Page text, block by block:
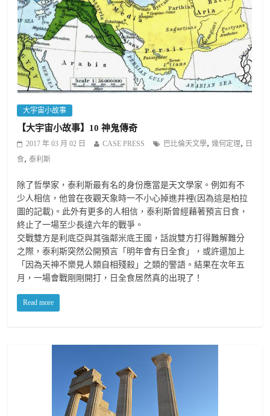
大宇宙小故事
【大宇宙小故事】10 神鬼傳奇
2017 年 03 月 02 日 CASE PRESS 巴比倫天文學,幾何定理, 日
食,泰利斯
除了哲學家，泰利斯最有名的身份應當是天文學家。例如有不
少人相信，他曾在夜觀天象時一不小心掉進井裡(因為這是柏拉
圖的記載)。此外有更多的人相信，泰利斯曾經藉著預言日食，
終止了一場至少長達六年的戰爭。
交戰雙方是利底亞與其強鄰米底王國，話說雙方打得難解難分
之際，泰利斯突然公開預言「明年會有日全食」，或許還加上
「因為天神不樂見人類自相殘殺」之類的警語。結果在次年五
月，一場會戰剛剛開打，日全食居然真的出現了！
Read more